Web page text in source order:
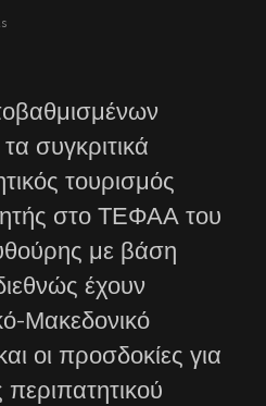
συγκριτικά
τουρισμός
στο ΤΕΦΑΑ του
με βάση
έχουν
Μακεδονικό
οι προσδοκίες για